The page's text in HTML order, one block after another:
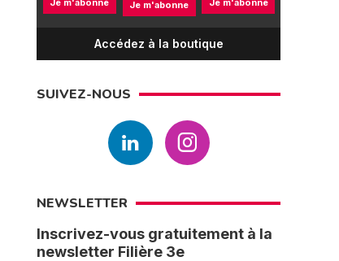
Je m'abonne Je m'abonne Je m'abonne
Accédez à la boutique
SUIVEZ-NOUS
NEWSLETTER
Inscrivez-vous gratuitement à la
newsletter Filière 3e